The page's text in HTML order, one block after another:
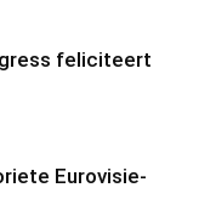
feliciteert
Eurovisie-